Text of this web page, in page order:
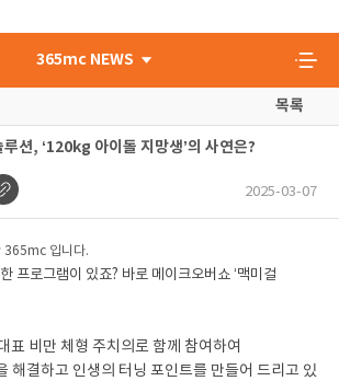
365mc NEWS
목록
.급 솔루션, ‘120kg 아이돌 지망생’의 사연은?
2025-03-07
365mc 입니다.
프로그램이 있죠? 바로 메이크오버쇼 ‘맥미걸
표 비만 체형 주치의로 함께 참여하여
해결하고 인생의 터닝 포인트를 만들어 드리고 있